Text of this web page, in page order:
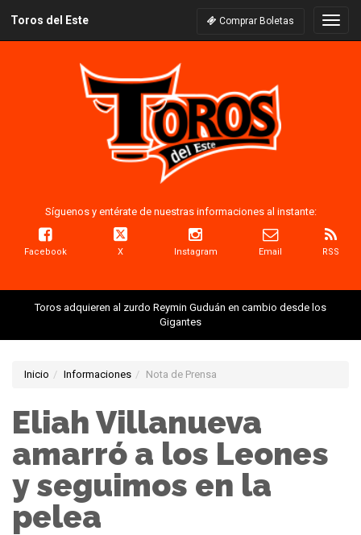
Toros del Este Comprar Boletas
Síguenos y entérate de nuestras informaciones al instante:
Facebook X Instagram Email RSS
Toros adquieren al zurdo Reymin Guduán en cambio desde los
Gigantes
Inicio Informaciones Nota de Prensa
Eliah Villanueva
amarró a los Leones
y seguimos en la
pelea